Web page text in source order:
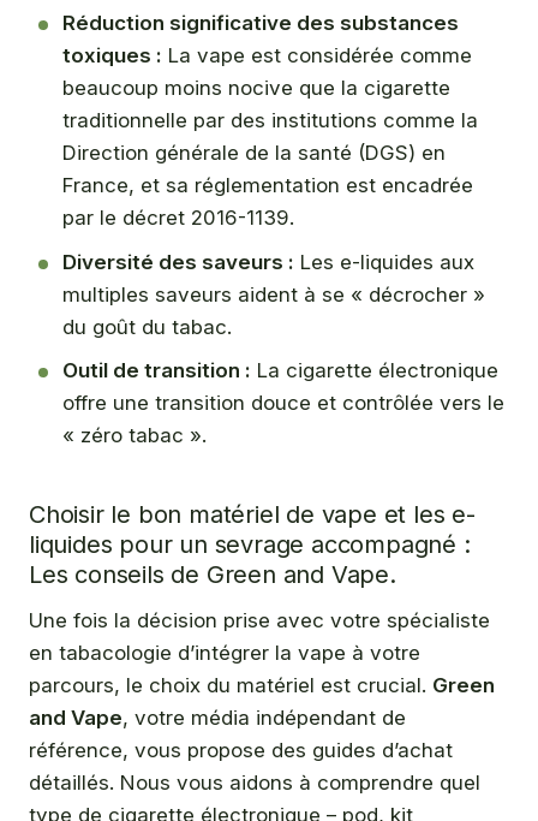
Réduction significative des substances
toxiques : La vape est considérée comme
beaucoup moins nocive que la cigarette
traditionnelle par des institutions comme la
Direction générale de la santé (DGS) en
France, et sa réglementation est encadrée
par le décret 2016-1139.
Diversité des saveurs : Les e-liquides aux
multiples saveurs aident à se « décrocher »
du goût du tabac.
Outil de transition : La cigarette électronique
offre une transition douce et contrôlée vers le
« zéro tabac ».
Choisir le bon matériel de vape et les e-
liquides pour un sevrage accompagné :
Les conseils de Green and Vape.
Une fois la décision prise avec votre spécialiste
en tabacologie d’intégrer la vape à votre
parcours, le choix du matériel est crucial. Green
and Vape, votre média indépendant de
référence, vous propose des guides d’achat
détaillés. Nous vous aidons à comprendre quel
type de cigarette électronique – pod, kit